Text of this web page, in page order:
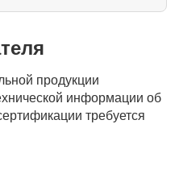
продукции
информации об
требуется